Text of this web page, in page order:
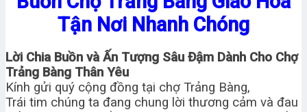
Tận Nơi Nhanh Chóng
Lời Chia Buồn và Ấn Tượng Sâu Đậm Dành Cho Chợ
Trảng Bàng Thân Yêu
Kính gửi quý cộng đồng tại chợ Trảng Bàng,
Trái tim chúng ta đang chung lời thương cảm và đau